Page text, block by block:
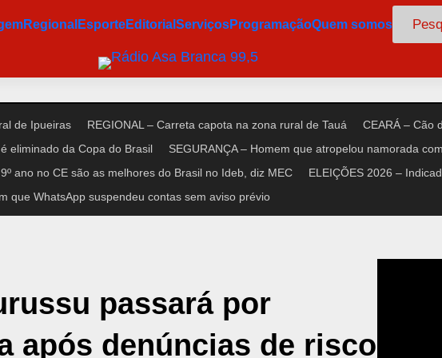
Regional EsporteEditorial ServiçosProgramaçãoQuem somos
de Ipueiras REGIONAL – Carreta capota na zona rural de Tauá
CEARÁ – Cão
eliminado da Copa do Brasil
SEGURANÇA – Homem que atropelou namorada
ano no CE são as melhores do Brasil no Ideb, diz MEC
ELEIÇÕES 2026 –
que WhatsApp suspendeu contas sem aviso prévio
passará por
após denúncias de risco